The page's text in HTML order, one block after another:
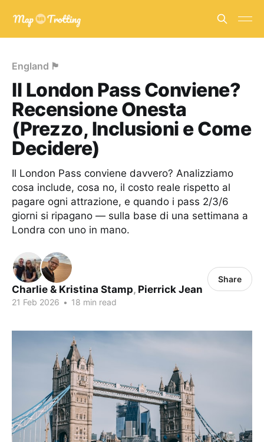
England 🏴󠁧󠁢󠁥󠁮󠁧󠁿
Il London Pass Conviene?
Recensione Onesta
(Prezzo, Inclusioni e Come
Decidere)
Il London Pass conviene davvero? Analizziamo
cosa include, cosa no, il costo reale rispetto al
pagare ogni attrazione, e quando i pass 2/3/6
giorni si ripagano — sulla base di una settimana a
Londra con uno in mano.
Charlie & Kristina Stamp, Pierrick Jean
21 Feb 2026 • 18 min read
Share